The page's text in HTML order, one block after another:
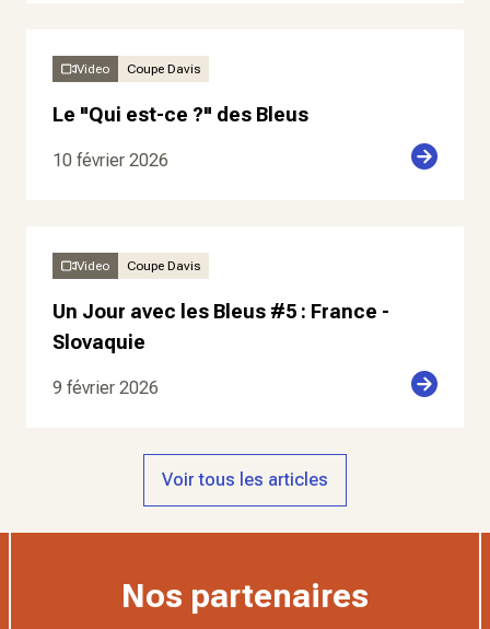
Video Coupe Davis
Le "Qui est-ce ?" des Bleus
10 février 2026
Video Coupe Davis
Un Jour avec les Bleus #5 : France -
Slovaquie
9 février 2026
Voir tous les articles
Nos partenaires